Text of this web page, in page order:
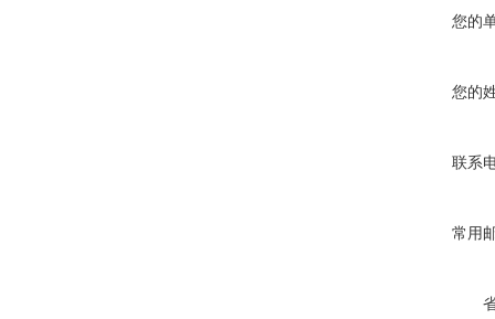
您的
您的
联系
常用